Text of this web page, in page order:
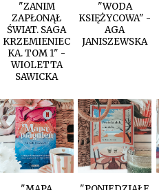
"ZANIM
ZAPŁONĄŁ
ŚWIAT. SAGA
KRZEMIENIEC
KA. TOM 1" -
WIOLETTA
SAWICKA
"WODA
KSIĘŻYCOWA" -
AGA
JANISZEWSKA